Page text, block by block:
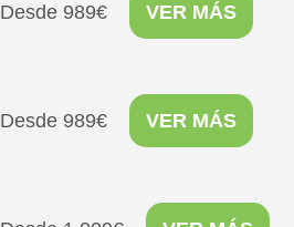
Desde 989€ VER MÁS
Desde 989€ VER MÁS